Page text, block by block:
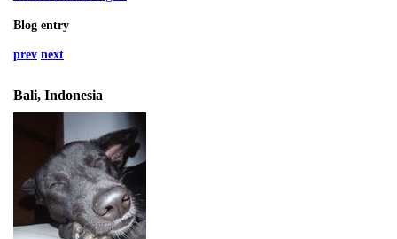
Blog entry
prev next
Bali, Indonesia